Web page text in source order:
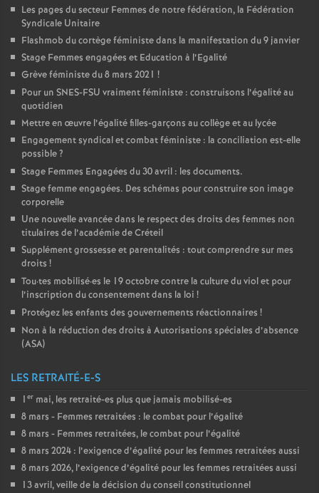
Les pages du secteur Femmes de notre fédération, la Fédération
Syndicale Unitaire
Flashmob du cortège féministe dans la manifestation du 9 janvier
Stage Femmes engagées et Education à l’Egalité
Grève féministe du 8 mars 2021 !
Pour un SNES-FSU vraiment féministe : construisons l’égalité au
quotidien
Mettre en œuvre l’égalité filles-garçons au collège et au lycée
Engagement syndical et combat féministe : la conciliation est-elle
possible?
Stage Femmes Engagées du 30 avril : les documents.
Stage femme engagées. Des schémas pour construire son image
corporelle
Une nouvelle avancée dans le respect des droits des femmes non
titulaires de l’académie de Créteil
Supplément grossesse et parentalités : tout comprendre sur mes
droits !
Tou·tes mobilisé·es le 19 octobre contre la culture du viol et pour
l’inscription du consentement dans la loi !
Protégez les enfants des gouvernements réactionnaires !
Non à la réduction des droits à Autorisations spéciales d’absence
(ASA)
LES RETRAITÉ-E-S
1 er mai, les retraité-es plus que jamais mobilisé-es
8 mars - Femmes retraitées : le combat pour l’égalité
8 mars - Femmes retraitées, le combat pour l’égalité
8 mars 2024 : l’exigence d’égalité pour les femmes retraitées aussi
8 mars 2026, l’exigence d’égalité pour les femmes retraitées aussi
13 avril, veille de la décision du conseil constitutionnel